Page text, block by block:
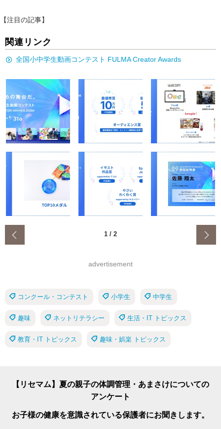
【注目の記事】
関連リンク
全国小中学生動画コンテスト FULMA Creator Awards
1 / 2
advertisement
コンクール・コンテスト 小学生 中学生
趣味 ネットリテラシー 生活・IT トピックス
教育・IT トピックス 趣味・娯楽 トピックス
【リセマム】夏の親子の体調管理・あまさけについての
アンケート
お子様の健康を意識されている保護者にお聞きします。